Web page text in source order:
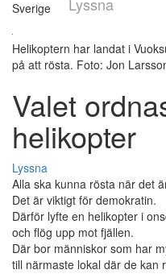
Sverige
Helikoptern har landat i
på att rösta. Foto: Jon
Valet
helikopter
Lyssna
Alla ska kunna rösta när det
Det är viktigt för demokratin.
Därför lyfte en helikopter i
och flög upp mot fjällen.
Där bor människor som har
till närmaste lokal där de kan